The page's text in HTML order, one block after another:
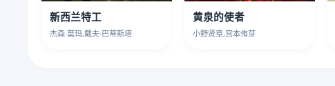
新西兰特工
杰森·莫玛,戴夫·巴蒂斯塔
黄泉的使者
小野贤章,宫本侑芽